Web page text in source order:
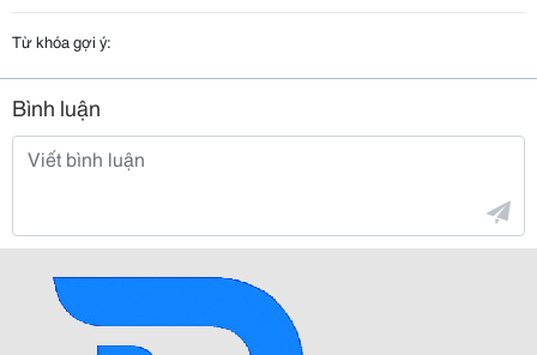
Từ khóa gợi ý:
Bình luận